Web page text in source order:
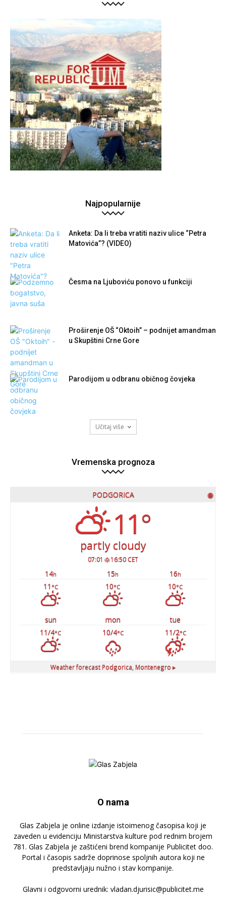
Najpopularnije
Anketa: Da li treba vratiti naziv ulice “Petra
Matovića”? (VIDEO)
Česma na Ljuboviću ponovo u funkciji
Proširenje OŠ “Oktoih” – podnijet amandman
u Skupštini Crne Gore
Parodijom u odbranu običnog čovjeka
Učitaj više
Vremenska prognoza
PODGORICA ◉
11°
partly cloudy
07:01 16:50 CET
14h 15h 16h
11 °C 10°C 10°C
sun mon
tue
11/4°C 10/4°C 11/2°C
Weather forecast Podgorica, Montenegro ▸
O nama
Glas Zabjela je online izdanje istoimenog časopisa koji je
zaveden u evidenciju Ministarstva kulture pod rednim brojem
781. Glas Zabjela je zaštićeni brend kompanije Publicitet doo.
Portal i časopis sadrže doprinose spoljnih autora koji ne
predstavljaju nužno i stav kompanije.
Glavni i odgovorni urednik: vladan.djurisic@publicitet.me